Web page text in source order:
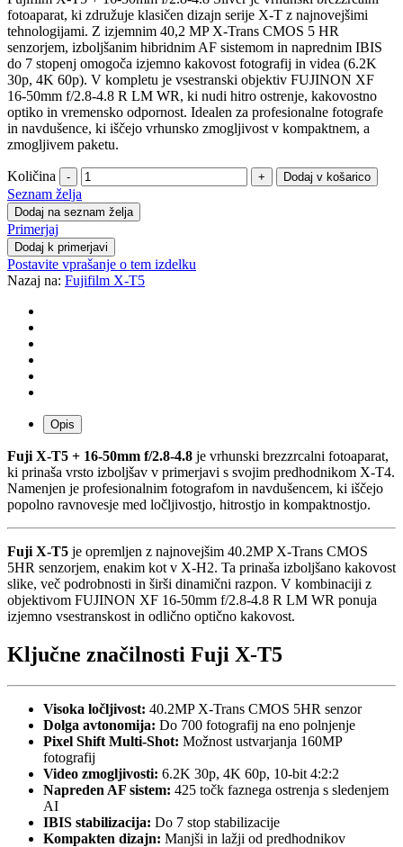
fotoaparat, ki združuje klasičen dizajn serije X-T z najnovejšimi
tehnologijami. Z izjemnim 40,2 MP X-Trans CMOS 5 HR
senzorjem, izboljšanim hibridnim AF sistemom in naprednim IBIS
do 7 stopenj omogoča izjemno kakovost fotografij in videa (6.2K
30p, 4K 60p). V kompletu je vsestranski objektiv FUJINON XF
16-50mm f/2.8-4.8 R LM WR, ki nudi hitro ostrenje, kakovostno
optiko in vremensko odpornost. Idealen za profesionalne fotografe
in navdušence, ki iščejo vrhunsko zmogljivost v kompaktnem, a
zmogljivem paketu.
Količina - +
Seznam želja
Dodaj na seznam želja
Primerjaj
Dodaj k primerjavi
Postavite vprašanje o tem izdelku
Nazaj na: Fujifilm X-T5
Opis
Fuji X-T5 + 16-50mm f/2.8-4.8 je vrhunski brezzrcalni fotoaparat,
ki prinaša vrsto izboljšav v primerjavi s svojim predhodnikom X-T4.
Namenjen je profesionalnim fotografom in navdušencem, ki iščejo
popolno ravnovesje med ločljivostjo, hitrostjo in kompaktnostjo.
Fuji X-T5 je opremljen z najnovejšim 40.2MP X-Trans CMOS
5HR senzorjem, enakim kot v X-H2. Ta prinaša izboljšano kakovost
slike, več podrobnosti in širši dinamični razpon. V kombinaciji z
objektivom FUJINON XF 16-50mm f/2.8-4.8 R LM WR ponuja
izjemno vsestranskost in odlično optično kakovost.
Ključne značilnosti Fuji X-T5
Visoka ločljivost: 40.2MP X-Trans CMOS 5HR senzor
Dolga avtonomija: Do 700 fotografij na eno polnjenje
Pixel Shift Multi-Shot: Možnost ustvarjanja 160MP
fotografij
Video zmogljivosti: 6.2K 30p, 4K 60p, 10-bit 4:2:2
Napreden AF sistem: 425 točk faznega ostrenja s sledenjem
AI
IBIS stabilizacija: Do 7 stop stabilizacije
Kompakten dizajn: Manjši in lažji od predhodnikov